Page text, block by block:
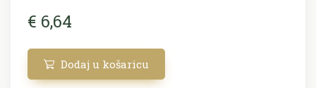
€ 6,64
Dodaj u košaricu